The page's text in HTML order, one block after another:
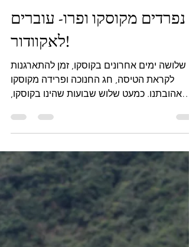
Dec 9, 2021
נפרדים מקוסקו ופרו- עוברים
לאקוודור!
שלושה ימים אחרונים בקוסקו, זמן להתארגנות
בירת דרום אמריקה,...